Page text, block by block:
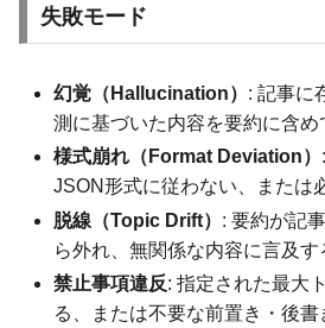
失敗モード
幻覚（Hallucination） : 記事に
測に基づいた内容を要約に含め
様式崩れ（Format Deviation）
JSON形式に従わない、または
脱線（Topic Drift） : 要約が記
ら外れ、無関係な内容に言及す
禁止事項違反: 指定された最大
る、または不要な前置き・後書